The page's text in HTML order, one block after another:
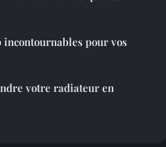
pour vos
votre radiateur en